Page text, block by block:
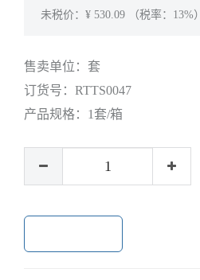
未税价：¥ 530.09 （税率：13%）
售卖单位： 套
订货号： RTTS0047
产品规格： 1套/箱